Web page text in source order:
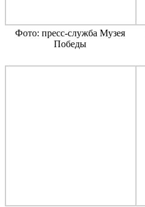
Фото: пресс-служба Музея
Победы